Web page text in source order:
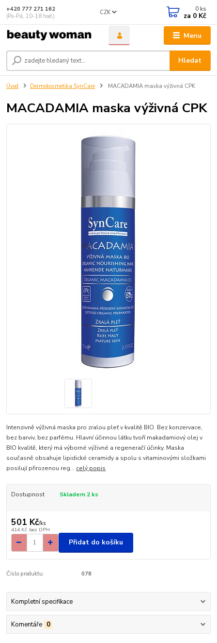
Menu
CZK
Hledat
+420 777 271 162
(Po-Pá, 10-18 hod.)
0 ks
za 0 Kč
Úvod Dermokosmetika SynCare MACADAMIA maska výživná CPK
MACADAMIA maska výživná CPK
Intenzivně výživná maska pro zralou pleť v kvalitě BIO. Bez konzervace,
bez barviv, bez parfému. Hlavní účinnou látku tvoří makadamiový olej v
BIO kvalitě, který má výborné výživné a regeneračí účinky. Maska
současně obsahuje lipidické ceramidy a spolu s vitaminovými složkami
posilují přirozenou reg... celý popis
Dostupnost Skladem 2 ks
501 Kč/ks
414 Kč bez DPH
Přidat do košíku
Číslo produktu: 078
Kompletní specifikace
Komentáře 0